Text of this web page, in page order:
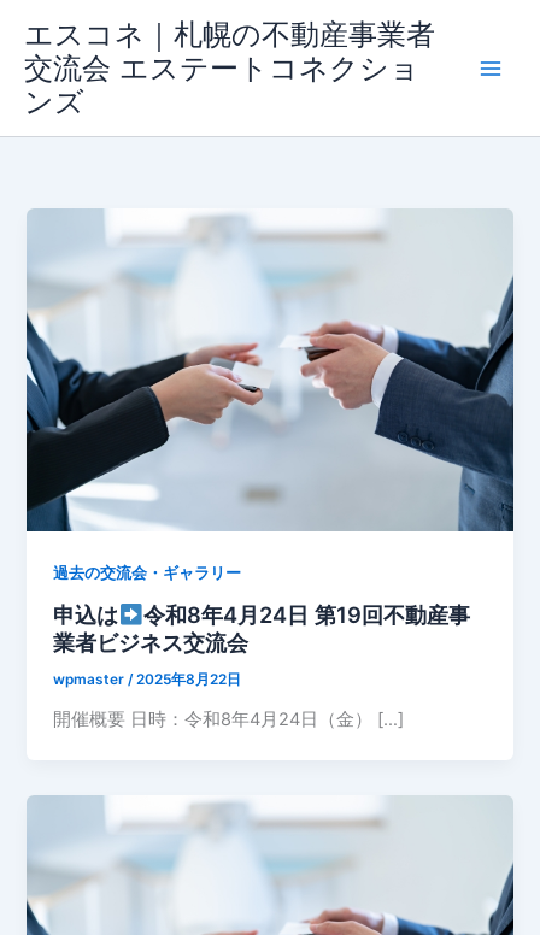
エスコネ｜札幌の不動産事業者
交流会 エステートコネクショ
ンズ
過去の交流会・ギャラリー
申込は
令和8年4月24日 第19回不動産事
業者ビジネス交流会
wpmaster/2025年8月22日
開催概要 日時：令和8年4月24日（金） […]